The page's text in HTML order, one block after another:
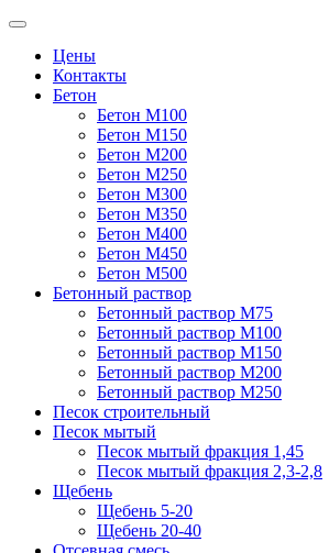
Цены
Контакты
Бетон
Бетон М100
Бетон М150
Бетон М200
Бетон М250
Бетон М300
Бетон М350
Бетон М400
Бетон М450
Бетон М500
Бетонный раствор
Бетонный раствор М75
Бетонный раствор М100
Бетонный раствор М150
Бетонный раствор М200
Бетонный раствор М250
Песок строительный
Песок мытый
Песок мытый фракция 1,45
Песок мытый фракция 2,3-2,8
Щебень
Щебень 5-20
Щебень 20-40